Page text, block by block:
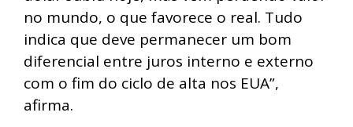
no mundo, o que favorece o real. Tudo
indica que deve permanecer um bom
diferencial entre juros interno e externo
com o fim do ciclo de alta nos EUA”,
afirma.